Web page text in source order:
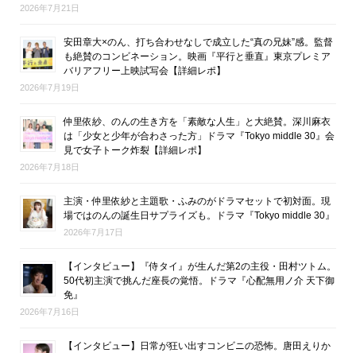
2026年7月21日
安田章大×のん、打ち合わせなしで成立した“真の兄妹”感。監督
も絶賛のコンビネーション。映画『平行と垂直』東京プレミア
バリアフリー上映試写会【詳細レポ】
2026年7月19日
仲里依紗、のんの生き方を「素敵な人生」と大絶賛。深川麻衣
は「少女と少年が合わさった方」ドラマ『Tokyo middle 30』会
見で女子トーク炸裂【詳細レポ】
2026年7月18日
主演・仲里依紗と主題歌・ふみのがドラマセットで初対面。現
場ではのんの誕生日サプライズも。ドラマ『Tokyo middle 30』
2026年7月17日
【インタビュー】『侍タイ』が生んだ第2の主役・田村ツトム。
50代初主演で挑んだ座長の覚悟。ドラマ『心配無用ノ介 天下御
免』
2026年7月16日
【インタビュー】日常が狂い出すコンビニの恐怖。唐田えりか